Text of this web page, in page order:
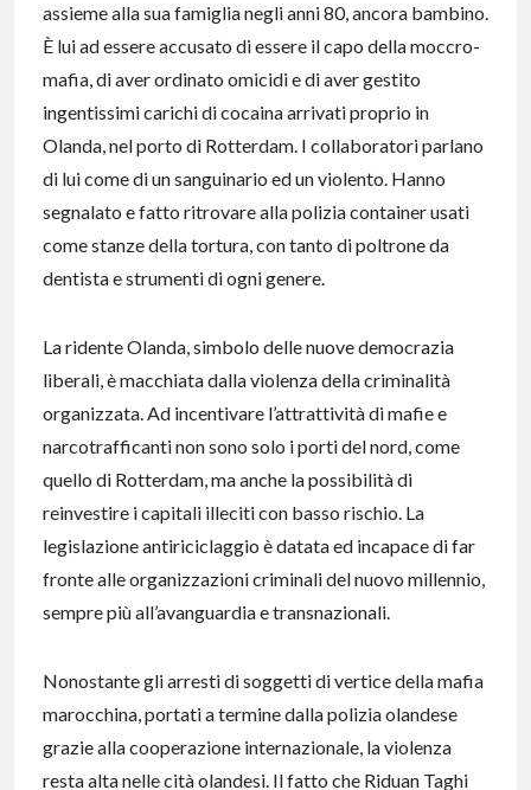
assieme alla sua famiglia negli anni 80, ancora bambino.
È lui ad essere accusato di essere il capo della moccro-
mafia, di aver ordinato omicidi e di aver gestito
ingentissimi carichi di cocaina arrivati proprio in
Olanda, nel porto di Rotterdam. I collaboratori parlano
di lui come di un sanguinario ed un violento. Hanno
segnalato e fatto ritrovare alla polizia container usati
come stanze della tortura, con tanto di poltrone da
dentista e strumenti di ogni genere.
La ridente Olanda, simbolo delle nuove democrazia
liberali, è macchiata dalla violenza della criminalità
organizzata. Ad incentivare l’attrattività di mafie e
narcotrafficanti non sono solo i porti del nord, come
quello di Rotterdam, ma anche la possibilità di
reinvestire i capitali illeciti con basso rischio. La
legislazione antiriciclaggio è datata ed incapace di far
fronte alle organizzazioni criminali del nuovo millennio,
sempre più all’avanguardia e transnazionali.
Nonostante gli arresti di soggetti di vertice della mafia
marocchina, portati a termine dalla polizia olandese
grazie alla cooperazione internazionale, la violenza
resta alta nelle cità olandesi. Il fatto che Riduan Taghi